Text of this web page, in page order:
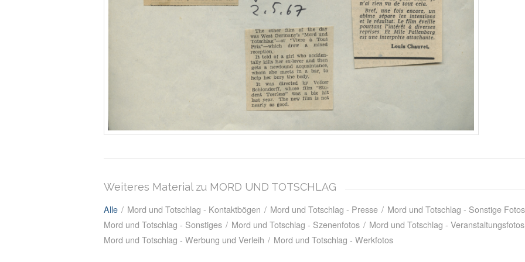
Weiteres Material zu MORD UND TOTSCHLAG
Alle / Mord und Totschlag - Kontaktbögen / Mord und Totschlag - Presse / Mord und Totschlag - Sonstige Fotos
Mord und Totschlag - Sonstiges / Mord und Totschlag - Szenenfotos / Mord und Totschlag - Veranstaltungsfotos
Mord und Totschlag - Werbung und Verleih / Mord und Totschlag - Werkfotos